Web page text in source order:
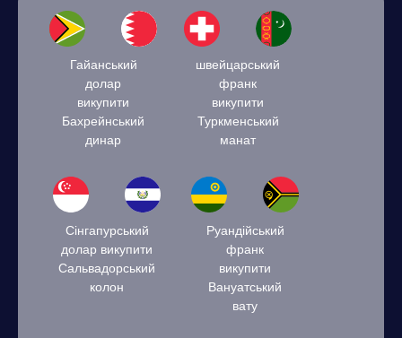
Гайанський
долар
викупити
Бахрейнський
динар
швейцарський
франк
викупити
Туркменський
манат
Сінгапурський
долар викупити
Сальвадорський
колон
Руандійський
франк
викупити
Вануатський
вату